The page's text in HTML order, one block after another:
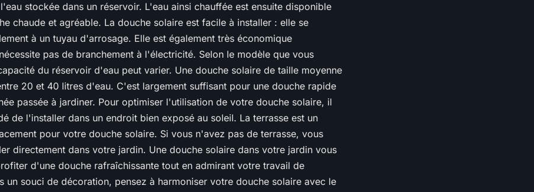
stockée dans un réservoir. L'eau ainsi chauffée est ensuite disponible
chaude et agréable. La douche solaire est facile à installer : elle se
à un tuyau d'arrosage. Elle est également très économique
pas de branchement à l'électricité. Selon le modèle que vous
du réservoir d'eau peut varier. Une douche solaire de taille moyenne
20 et 40 litres d'eau. C'est largement suffisant pour une douche rapide
passée à jardiner. Pour optimiser l'utilisation de votre douche solaire, il
de l'installer dans un endroit bien exposé au soleil. La terrasse est un
pour votre douche solaire. Si vous n'avez pas de terrasse, vous
directement dans votre jardin. Une douche solaire dans votre jardin vous
d'une douche rafraîchissante tout en admirant votre travail de
un souci de décoration, pensez à harmoniser votre douche solaire avec le